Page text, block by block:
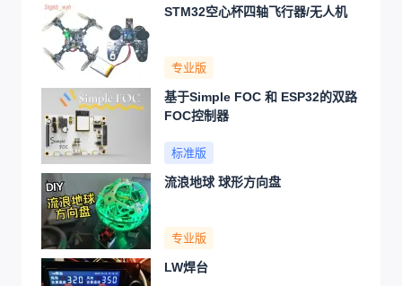
STM32空心杯四轴飞行器/无人机
专业版
基于Simple FOC 和 ESP32的双路
FOC控制器
标准版
流浪地球 球形方向盘
专业版
LW焊台